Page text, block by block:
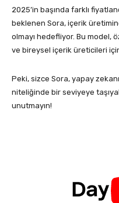
2025’in başında farklı
beklenen Sora, içerik
olmayı hedefliyor. Bu model,
ve bireysel içerik üreticileri
Peki, sizce Sora, yapay
niteliğinde bir seviyeye
unutmayın!